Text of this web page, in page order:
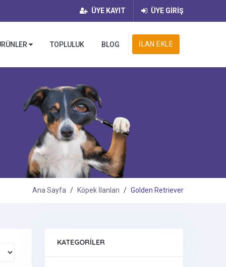
ÜYE KAYIT ÜYE GİRİŞ
TOPLULUK BLOG İLAN EKLE
Ana Sayfa Köpek İlanları Golden Retriever
KATEGORILER